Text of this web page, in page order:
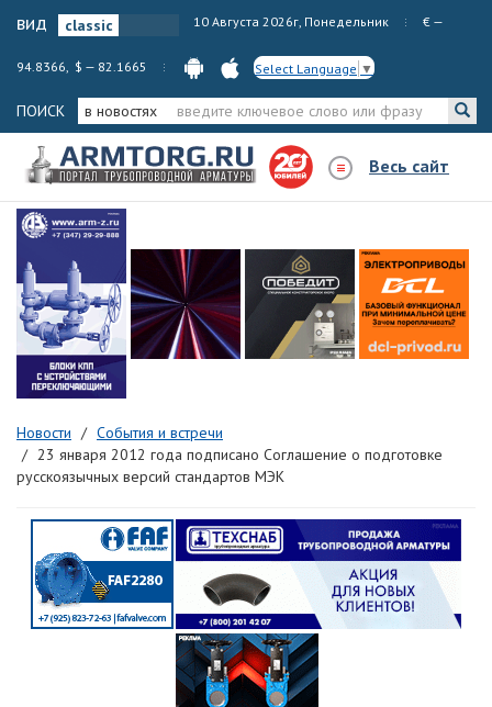
вид 10 Августа 2026г, Понедельник € —
94.8366, $ — 82.1665 Select Language ▼
ПОИСК в новостях
Весь сайт
Новости
События и встречи
23 января 2012 года подписано Соглашение о подготовке
русскоязычных версий стандартов МЭК